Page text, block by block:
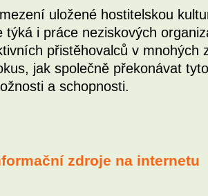
uložené hostitelskou
týká i práce neziskových
přistěhovalců v
jak společně překonávat
a schopnosti.
zdroje na internetu